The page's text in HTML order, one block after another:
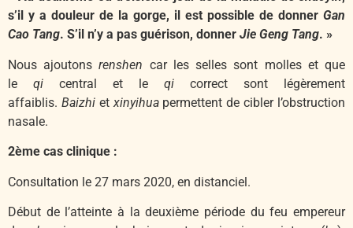
s’il y a douleur de la gorge, il est possible de donner Gan
Cao Tang. S’il n’y a pas guérison, donner Jie Geng Tang. »
Nous ajoutonsrenshen car les selles sont molles et que
le qi central et le qi correct sont légèrement
affaiblis. Baizhiet xinyihuapermettent de cibler l’obstruction
nasale.
2ème cas clinique :
Consultation le 27 mars 2020, en distanciel.
Début de l’atteinte à la deuxième période du feu empereur